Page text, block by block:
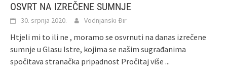
OSVRT NA IZREČENE SUMNJE
30. srpnja 2020. Vodnjanski Đir
Htjeli mi to ili ne , moramo se osvrnuti na danas izrečene
sumnje u Glasu Istre, kojima se našim sugrađanima
spočitava stranačka pripadnost Pročitaj više ...